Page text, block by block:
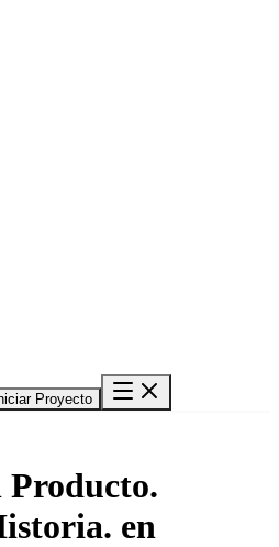
Proyecto
Producto.
en